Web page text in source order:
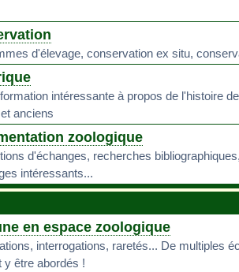
d'élevage, conservation ex situ,
intéressante à propos de l'histoire
anciens
zoologique
d'échanges, recherches
intéressants...
en espace zoologique
interrogations, raretés... De multiples
y être abordés !